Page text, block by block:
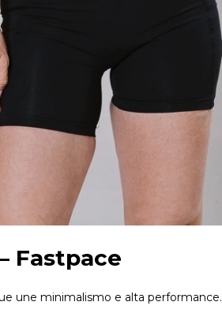
Fastpace
une minimalismo e alta performance.